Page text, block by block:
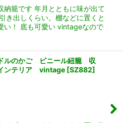
り込む
納籠です 年月とともに味が出て
き出しくらい。棚などに置くと
い！ 底も可愛い vintageなので
ルのかご ビニール紐籠 収
テリア vintage [SZ882]